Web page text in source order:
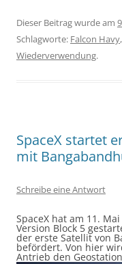
Dieser Beitrag wurde am
Schlagworte: Falcon Havy,
Wiederverwendung.
SpaceX startet
mit
Schreibe eine Antwort
SpaceX hat am 11.
Version Block 5
der erste Satellit von
befördert. Von hier
Antrieb den